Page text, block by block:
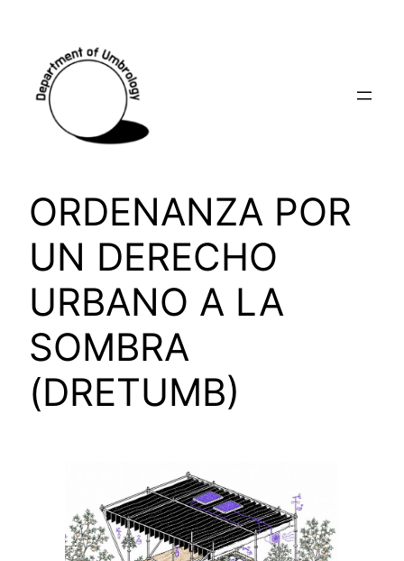
ORDENANZA POR
UN DERECHO
URBANO A LA
SOMBRA
(DRETUMB)